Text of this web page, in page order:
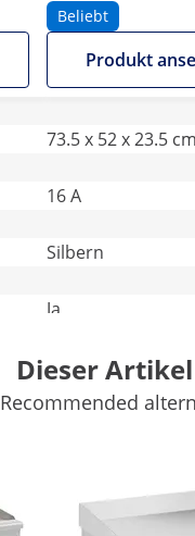
glatt - 4400 W
Beliebt
Produkt
73.5 x 52 x 23.5 cm
16 A
Silbern
Ja
33.5 kg
Dieser
Recommended